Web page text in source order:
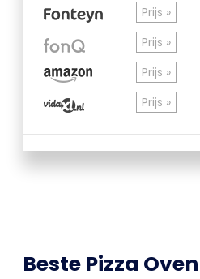
Prijs »
Prijs »
Prijs »
Prijs »
Beste Pizza